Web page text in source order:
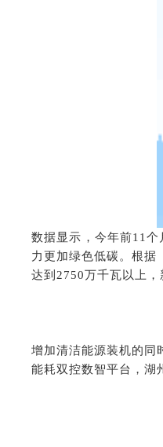
数据显示，今年前11
力更加绿色低碳。根据
达到2750万千瓦以上，
增加清洁能源装机的同
能耗双控数智平台，湖